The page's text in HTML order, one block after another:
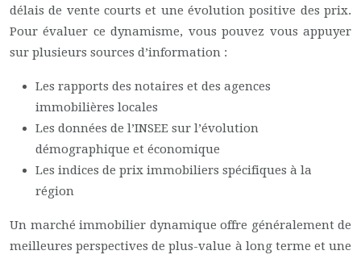
délais de vente courts et une évolution positive des prix.
Pour évaluer ce dynamisme, vous pouvez vous appuyer
sur plusieurs sources d’information :
Les rapports des notaires et des agences
immobilières locales
Les données de l’INSEE sur l’évolution
démographique et économique
Les indices de prix immobiliers spécifiques à la
région
Un marché immobilier dynamique offre généralement de
meilleures perspectives de plus-value à long terme et une